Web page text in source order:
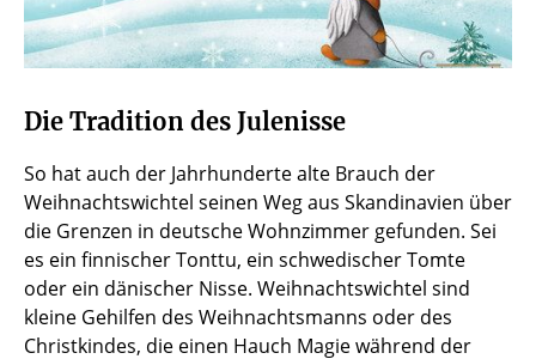
Die Tradition des Julenisse
So hat auch der Jahrhunderte alte Brauch der
Weihnachtswichtel seinen Weg aus Skandinavien über
die Grenzen in deutsche Wohnzimmer gefunden. Sei
es ein finnischer Tonttu, ein schwedischer Tomte
oder ein dänischer Nisse. Weihnachtswichtel sind
kleine Gehilfen des Weihnachtsmanns oder des
Christkindes, die einen Hauch Magie während der